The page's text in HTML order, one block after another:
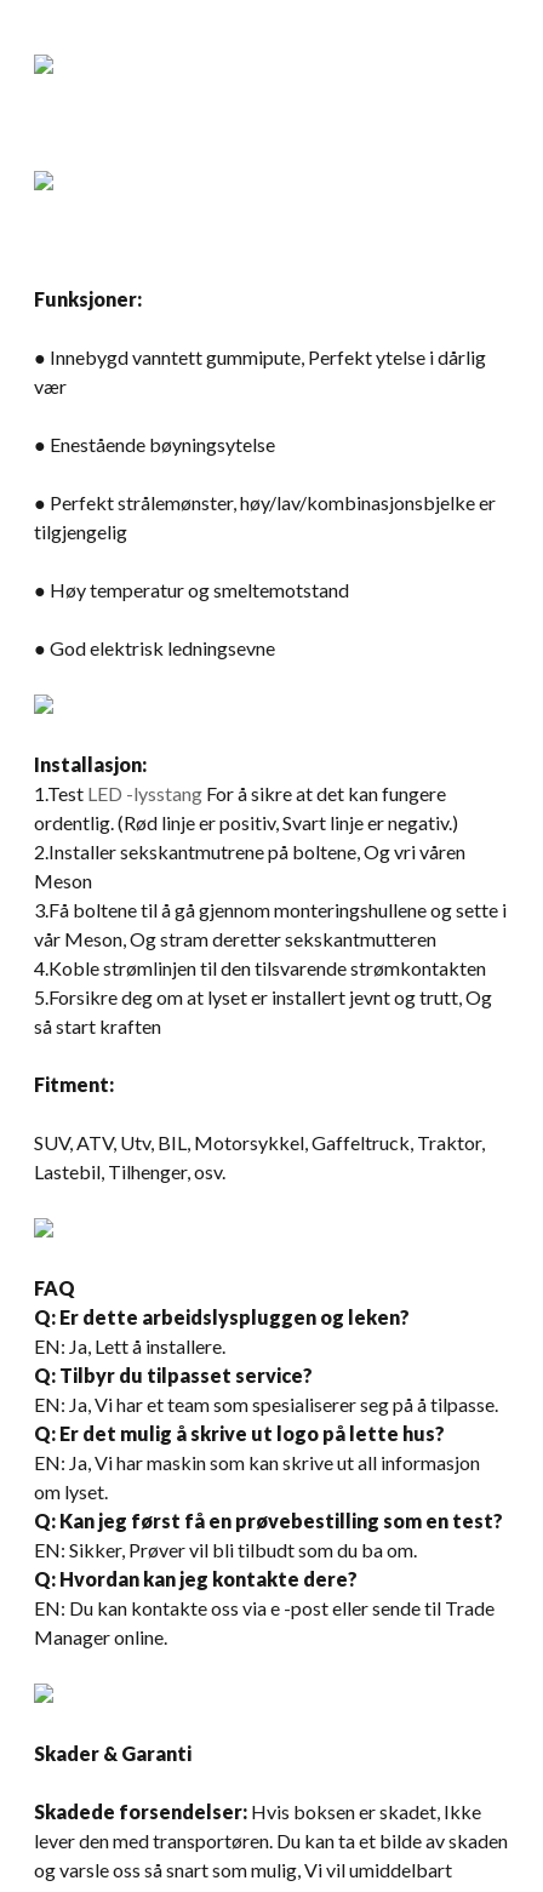
Funksjoner:
● Innebygd vanntett gummipute, Perfekt ytelse i dårlig
vær
● Enestående bøyningsytelse
● Perfekt strålemønster, høy/lav/kombinasjonsbjelke er
tilgjengelig
● Høy temperatur og smeltemotstand
● God elektrisk ledningsevne
Installasjon:
1.Test LED -lysstang For å sikre at det kan fungere
ordentlig. (Rød linje er positiv, Svart linje er negativ.)
2.Installer sekskantmutrene på boltene, Og vri våren
Meson
3.Få boltene til å gå gjennom monteringshullene og sette i
vår Meson, Og stram deretter sekskantmutteren
4.Koble strømlinjen til den tilsvarende strømkontakten
5.Forsikre deg om at lyset er installert jevnt og trutt, Og
så start kraften
Fitment:
SUV, ATV, Utv, BIL, Motorsykkel, Gaffeltruck, Traktor,
Lastebil, Tilhenger, osv.
FAQ
Q: Er dette arbeidslyspluggen og leken?
EN: Ja, Lett å installere.
Q: Tilbyr du tilpasset service?
EN: Ja, Vi har et team som spesialiserer seg på å tilpasse.
Q: Er det mulig å skrive ut logo på lette hus?
EN: Ja, Vi har maskin som kan skrive ut all informasjon
om lyset.
Q: Kan jeg først få en prøvebestilling som en test?
EN: Sikker, Prøver vil bli tilbudt som du ba om.
Q: Hvordan kan jeg kontakte dere?
EN: Du kan kontakte oss via e -post eller sende til Trade
Manager online.
Skader & Garanti
Skadede forsendelser: Hvis boksen er skadet, Ikke
lever den med transportøren. Du kan ta et bilde av skaden
og varsle oss så snart som mulig, Vi vil umiddelbart